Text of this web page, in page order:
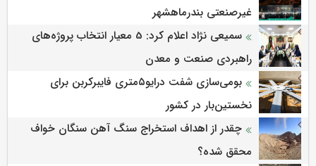
غیرصنعتی بندرماهشهر
سمیعی‌ نژاد اعلام کرد: 5 معیار انتخاب پروژه‌های
راهبردی صنعت و معدن
بومی‌سازی شفت درایو۵متری فایبرکربن برای
نخستین‌بار در کشور
چقدر از اهداف استخراج سنگ آهن سنگان خواف
محقق شده؟